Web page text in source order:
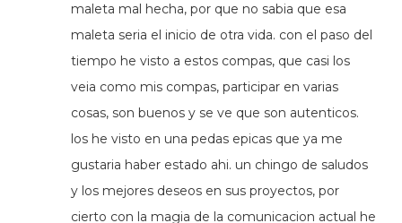
maleta mal hecha, por que no sabia que esa
maleta seria el inicio de otra vida. con el paso del
tiempo he visto a estos compas, que casi los
veia como mis compas, participar en varias
cosas, son buenos y se ve que son autenticos.
los he visto en una pedas epicas que ya me
gustaria haber estado ahi. un chingo de saludos
y los mejores deseos en sus proyectos, por
cierto con la magia de la comunicacion actual he